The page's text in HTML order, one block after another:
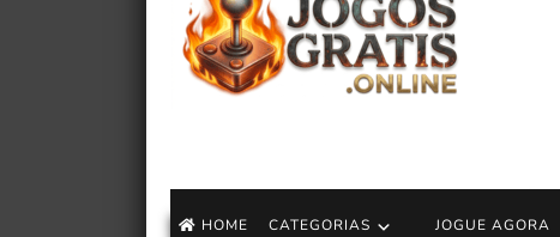
HOME CATEGORIAS JOGUE AGORA